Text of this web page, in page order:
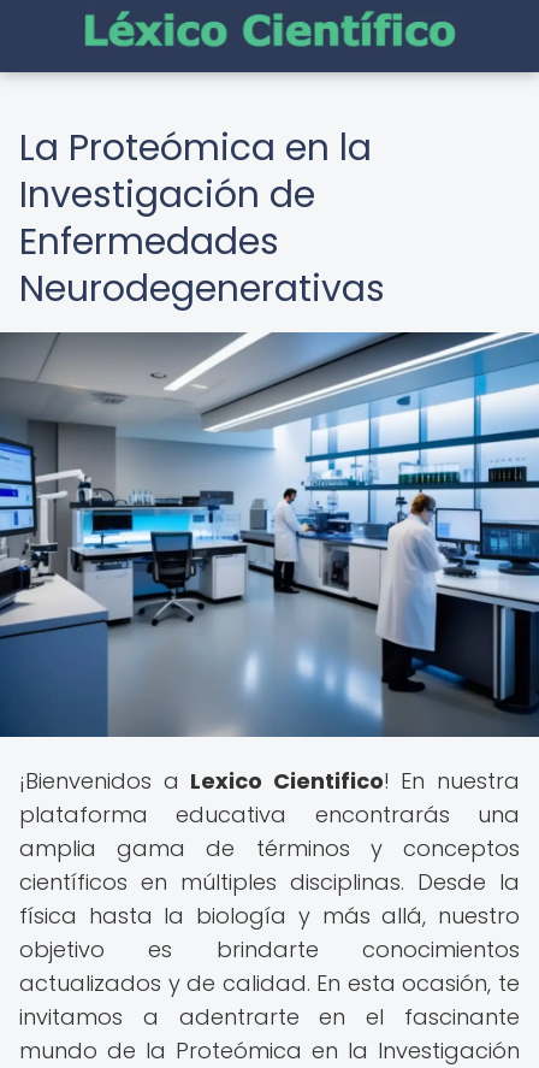
La Proteómica en la
Investigación de
Enfermedades
Neurodegenerativas
¡Bienvenidos a Lexico Cientifico! En nuestra
plataforma educativa encontrarás una
amplia gama de términos y conceptos
científicos en múltiples disciplinas. Desde la
física hasta la biología y más allá, nuestro
objetivo es brindarte conocimientos
actualizados y de calidad. En esta ocasión, te
invitamos a adentrarte en el fascinante
mundo de la Proteómica en la Investigación